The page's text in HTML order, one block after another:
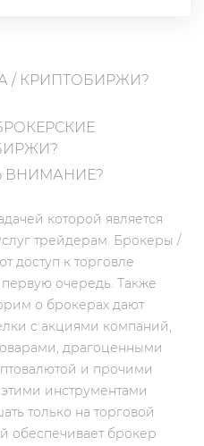
/ КРИПТОБИРЖИ?
ВНИМАНИЕ?
которой является
трейдерам. Брокеры /
доступ к торговле
очередь. Также
о брокерах дают
с акциями компаний,
драгоценными
и прочими
инструментами
только на торговой
обеспечивает брокер